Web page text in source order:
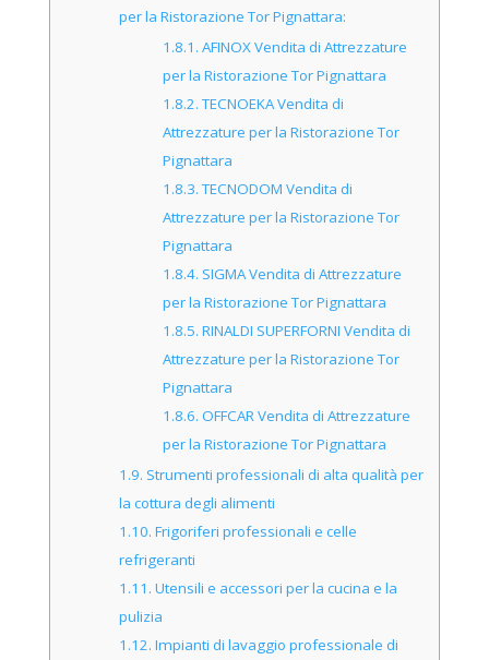
per la Ristorazione Tor Pignattara:
1.8.1. AFINOX Vendita di Attrezzature
per la Ristorazione Tor Pignattara
1.8.2.TECNOEKA Vendita di
Attrezzature per la Ristorazione Tor
Pignattara
1.8.3.TECNODOM Vendita di
Attrezzature per la Ristorazione Tor
Pignattara
1.8.4. SIGMA Vendita di Attrezzature
per la Ristorazione Tor Pignattara
1.8.5. RINALDI SUPERFORNI Vendita di
Attrezzature per la Ristorazione Tor
Pignattara
1.8.6. OFFCAR Vendita di Attrezzature
per la Ristorazione Tor Pignattara
1.9. Strumenti professionali di alta qualità per
la cottura degli alimenti
1.10. Frigoriferi professionali e celle
refrigeranti
1.11. Utensili e accessori per la cucina e la
pulizia
1.12. Impianti di lavaggio professionale di